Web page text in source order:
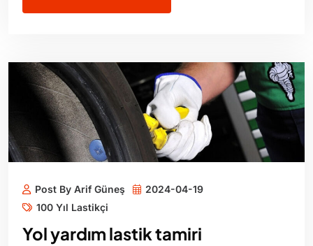
Post By Arif Güneş
2024-04-19
100 Yıl Lastikçi
Yol yardım lastik tamiri